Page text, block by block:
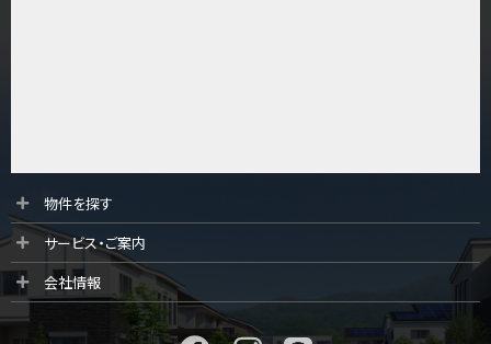
第10位
4,190万円
桜ヶ丘駅
LDK約20帖とゆとりある広さ！WIC、SICの…
物件を探す
サービス・ご案内
会社情報